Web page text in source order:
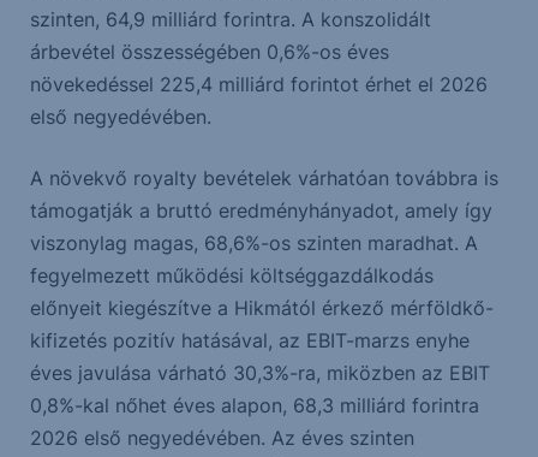
szinten, 64,9 milliárd forintra. A konszolidált
árbevétel összességében 0,6%-os éves
növekedéssel 225,4 milliárd forintot érhet el 2026
első negyedévében.
A növekvő royalty bevételek várhatóan továbbra is
támogatják a bruttó eredményhányadot, amely így
viszonylag magas, 68,6%-os szinten maradhat. A
fegyelmezett működési költséggazdálkodás
előnyeit kiegészítve a Hikmától érkező mérföldkő-
kifizetés pozitív hatásával, az EBIT-marzs enyhe
éves javulása várható 30,3%-ra, miközben az EBIT
0,8%-kal nőhet éves alapon, 68,3 milliárd forintra
2026 első negyedévében. Az éves szinten